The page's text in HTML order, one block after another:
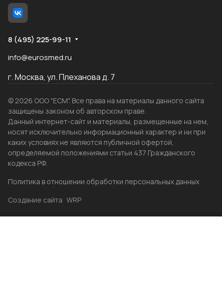
8 (495) 225-99-11
info@eurosmed.ru
г. Москва, ул. Плеханова д. 7
© 2026 ООО "ЕСМ". Все права на материалы данного сайта
защищены законом об авторском праве.
Данный интернет-сайт и материалы, размещенные на нем,
носят исключительно информационный характер и ни при
каких условиях не являются публичной офертой,
определяемой положениями статьи 437 Гражданского
кодекса РФ.
Политика в отношении обработки персональных данных
Создание сайта WRP